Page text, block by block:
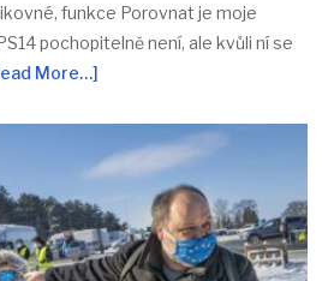
funkce Porovnat je moje
pochopitelně není, ale kvůli ní se
More…]